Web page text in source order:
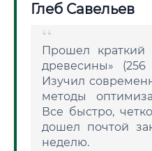
Глеб Савельев
Прошел краткий
древесины»
Изучил
методы
Все быстро,
дошел почтой
неделю.